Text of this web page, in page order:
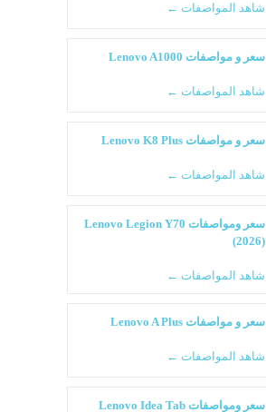
شاهد المواصفات ←
سعر و مواصفات Lenovo A1000
شاهد المواصفات ←
سعر و مواصفات Lenovo K8 Plus
شاهد المواصفات ←
سعر ومواصفات Lenovo Legion Y70
(2026)
شاهد المواصفات ←
سعر و مواصفات Lenovo A Plus
شاهد المواصفات ←
سعر ومواصفات Lenovo Idea Tab